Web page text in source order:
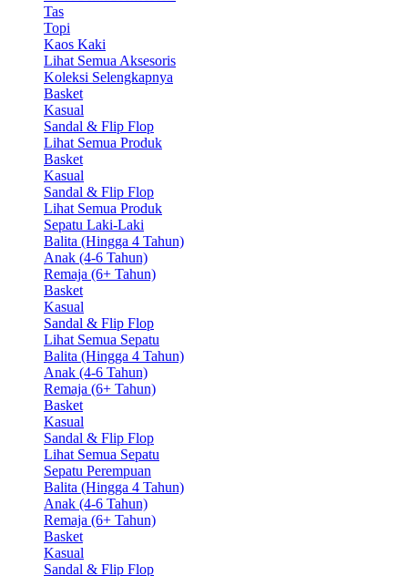
Tas
Topi
Kaos Kaki
Lihat Semua Aksesoris
Koleksi Selengkapnya
Basket
Kasual
Sandal & Flip Flop
Lihat Semua Produk
Basket
Kasual
Sandal & Flip Flop
Lihat Semua Produk
Sepatu Laki-Laki
Balita (Hingga 4 Tahun)
Anak (4-6 Tahun)
Remaja (6+ Tahun)
Basket
Kasual
Sandal & Flip Flop
Lihat Semua Sepatu
Balita (Hingga 4 Tahun)
Anak (4-6 Tahun)
Remaja (6+ Tahun)
Basket
Kasual
Sandal & Flip Flop
Lihat Semua Sepatu
Sepatu Perempuan
Balita (Hingga 4 Tahun)
Anak (4-6 Tahun)
Remaja (6+ Tahun)
Basket
Kasual
Sandal & Flip Flop